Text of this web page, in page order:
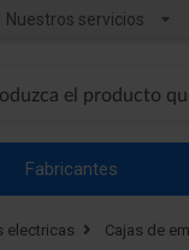
Nuestros servicios
Fabricantes
electricas Cajas de